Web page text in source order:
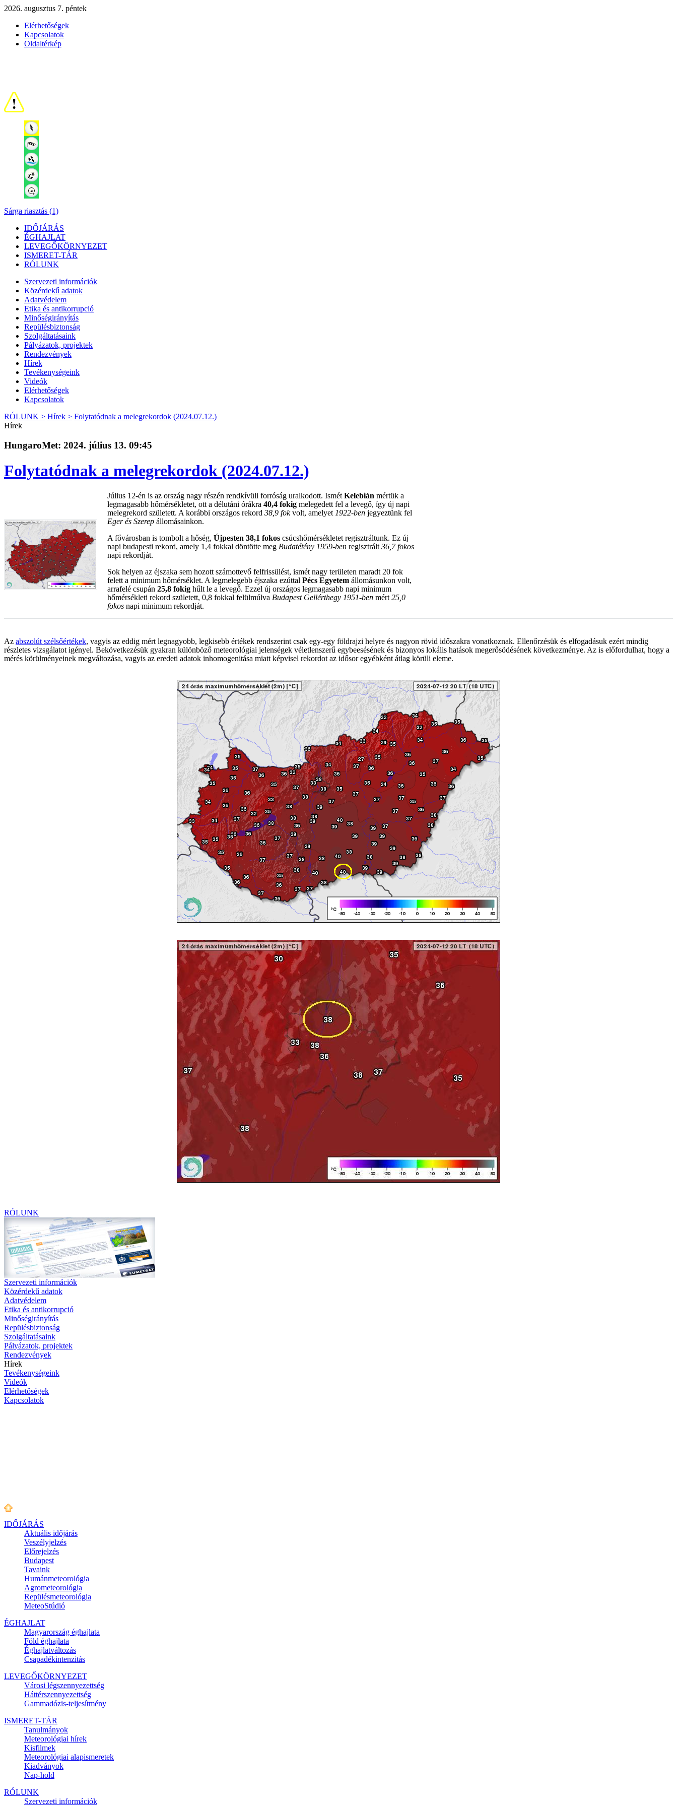
2026. augusztus 7. péntek
Elérhetőségek
Kapcsolatok
Oldaltérkép
Sárga riasztás (1)
IDŐJÁRÁS
ÉGHAJLAT
LEVEGŐKÖRNYEZET
ISMERET-TÁR
RÓLUNK
Szervezeti információk
Közérdekű adatok
Adatvédelem
Etika és antikorrupció
Minőségirányítás
Repülésbiztonság
Szolgáltatásaink
Pályázatok, projektek
Rendezvények
Hírek
Tevékenységeink
Videók
Elérhetőségek
Kapcsolatok
RÓLUNK > Hírek > Folytatódnak a melegrekordok (2024.07.12.)
Hírek
HungaroMet: 2024. július 13. 09:45
Folytatódnak a melegrekordok (2024.07.12.)
Július 12-én is az ország nagy részén rendkívüli forróság uralkodott. Ismét Kelebián mértük a
legmagasabb hőmérsékletet, ott a délutáni órákra 40,4 fokig melegedett fel a levegő, így új napi
melegrekord született. A korábbi országos rekord 38,9 fokvolt, amelyet 1922-ben jegyeztünk fel
Eger és Szerep állomásainkon.
A fővárosban is tombolt a hőség, Újpesten 38,1 fokos csúcshőmérsékletet regisztráltunk. Ez új
napi budapesti rekord, amely 1,4 fokkal döntötte meg Budatétény 1959-ben regisztrált 36,7 fokos
napi rekordját.
Sok helyen az éjszaka sem hozott számottevő felfrissülést, ismét nagy területen maradt 20 fok
felett a minimum hőmérséklet. A legmelegebb éjszaka ezúttal Pécs Egyetem állomásunkon volt,
arrafelé csupán 25,8 fokig hűlt le a levegő. Ezzel új országos legmagasabb napi minimum
hőmérsékleti rekord született, 0,8 fokkal felülmúlva Budapest Gellérthegy 1951-ben mért 25,0
fokos napi minimum rekordját.
Az abszolút szélsőértékek, vagyis az eddig mért legnagyobb, legkisebb értékek rendszerint csak egy-egy földrajzi helyre és nagyon rövid időszakra vonatkoznak. Ellenőrzésük és elfogadásuk ezért mindig
részletes vizsgálatot igényel. Bekövetkezésük gyakran különböző meteorológiai jelenségek véletlenszerű egybeesésének és bizonyos lokális hatások megerősödésének következménye. Az is előfordulhat, hogy a
mérés körülményeinek megváltozása, vagyis az eredeti adatok inhomogenitása miatt képvisel rekordot az idősor egyébként átlag körüli eleme.
RÓLUNK
Szervezeti információk
Közérdekű adatok
Adatvédelem
Etika és antikorrupció
Minőségirányítás
Repülésbiztonság
Szolgáltatásaink
Pályázatok, projektek
Rendezvények
Hírek
Tevékenységeink
Videók
Elérhetőségek
Kapcsolatok
IDŐJÁRÁS
Aktuális időjárás
Veszélyjelzés
Előrejelzés
Budapest
Tavaink
Humánmeteorológia
Agrometeorológia
Repülésmeteorológia
MeteoStúdió
ÉGHAJLAT
Magyarország éghajlata
Föld éghajlata
Éghajlatváltozás
Csapadékintenzitás
LEVEGŐKÖRNYEZET
Városi légszennyezettség
Háttérszennyezettség
Gammadózis-teljesítmény
ISMERET-TÁR
Tanulmányok
Meteorológiai hírek
Kisfilmek
Meteorológiai alapismeretek
Kiadványok
Nap-hold
RÓLUNK
Szervezeti információk